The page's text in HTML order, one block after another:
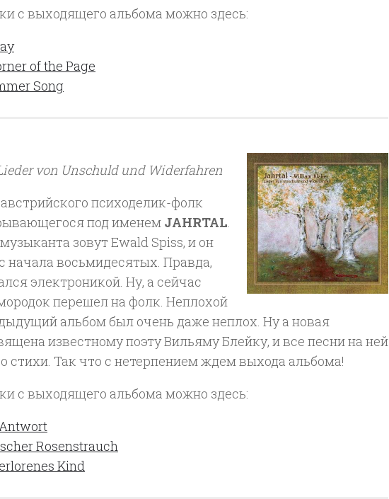
с выходящего альбома можно здесь:
of the Page
Song
von Unschuld und Widerfahren
психоделик-фолк
под именем JAHRTAL.
зовут Ewald Spiss, и он
начала восьмидесятых. Правда,
электроникой. Ну, а сейчас
перешел на фолк. Неплохой
альбом был очень даже неплох. Ну а новая
известному поэту Вильяму Блейку, и все песни на ней
стихи. Так что с нетерпением ждем выхода альбома!
с выходящего альбома можно здесь:
Rosenstrauch
Kind